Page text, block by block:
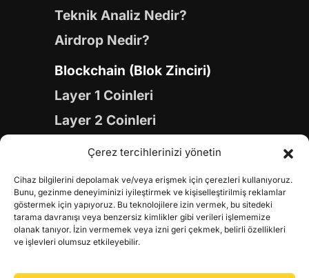
Çerez tercihlerinizi yönetin
Cihaz bilgilerini depolamak ve/veya erişmek için çerezleri kullanıyoruz.
Bunu, gezinme deneyiminizi iyileştirmek ve kişiselleştirilmiş reklamlar
göstermek için yapıyoruz. Bu teknolojilere izin vermek, bu sitedeki
tarama davranışı veya benzersiz kimlikler gibi verileri işlememize
olanak tanıyor. İzin vermemek veya izni geri çekmek, belirli özellikleri
ve işlevleri olumsuz etkileyebilir.
Teknik Analiz Nedir?
Airdrop Nedir?
Blockchain (Blok Zinciri)
Layer 1 Coinleri
Layer 2 Coinleri
Yapay Zeka (AI) Coinleri
Gaming Coinleri
RWA Coinleri
DeFi Coinleri
DePIN Coinleri